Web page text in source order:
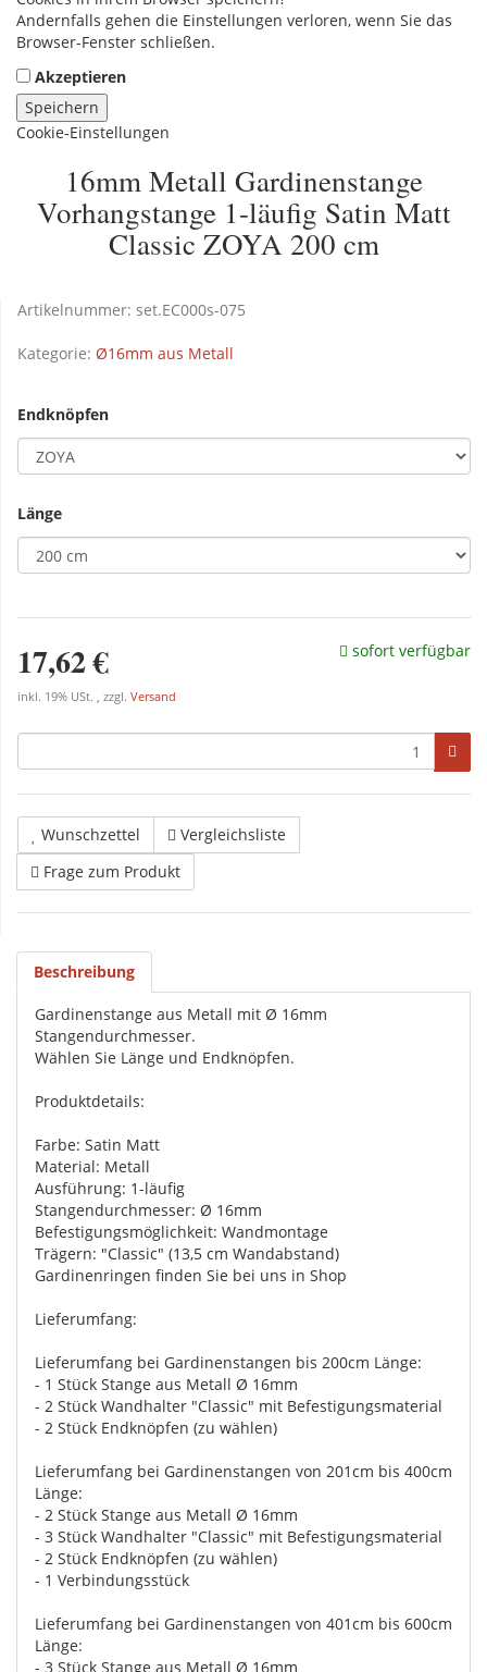
Andernfalls gehen die Einstellungen verloren, wenn Sie das
Browser-Fenster schließen.
Akzeptieren
Speichern
Cookie-Einstellungen
16mm Metall Gardinenstange
Vorhangstange 1-läufig Satin Matt
Classic ZOYA 200 cm
Artikelnummer: set.EC000s-075
Kategorie: Ø16mm aus Metall
Endknöpfen
Länge
17,62 €
inkl. 19% USt. , zzgl. Versand
sofort verfügbar
Wunschzettel
Vergleichsliste
Frage zum Produkt
Beschreibung
Gardinenstange aus Metall mit Ø 16mm
Stangendurchmesser.
Wählen Sie Länge und Endknöpfen.
Produktdetails:
Farbe: Satin Matt
Material: Metall
Ausführung: 1-läufig
Stangendurchmesser: Ø 16mm
Befestigungsmöglichkeit: Wandmontage
Trägern: "Classic" (13,5 cm Wandabstand)
Gardinenringen finden Sie bei uns in Shop
Lieferumfang:
Lieferumfang bei Gardinenstangen bis 200cm Länge:
- 1 Stück Stange aus Metall Ø 16mm
- 2 Stück Wandhalter "Classic" mit Befestigungsmaterial
- 2 Stück Endknöpfen (zu wählen)
Lieferumfang bei Gardinenstangen von 201cm bis 400cm
Länge:
- 2 Stück Stange aus Metall Ø 16mm
- 3 Stück Wandhalter "Classic" mit Befestigungsmaterial
- 2 Stück Endknöpfen (zu wählen)
- 1 Verbindungsstück
Lieferumfang bei Gardinenstangen von 401cm bis 600cm
Länge:
- 3 Stück Stange aus Metall Ø 16mm